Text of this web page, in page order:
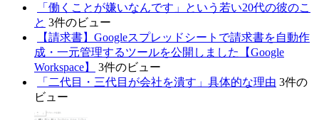
「働くことが嫌いなんです」という若い20代の彼のこ
と 3件のビュー
【請求書】Googleスプレッドシートで請求書を自動作
成・一元管理するツールを公開しました【Google
Workspace】
3件のビュー
「二代目・三代目が会社を潰す」具体的な理由 3件の
ビュー